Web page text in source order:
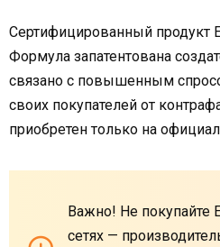
Сертифицированный продукт
Формула запатентована
связано с повышенным
своих покупателей от
приобретен только на
Важно! Не покупайте
сетях —